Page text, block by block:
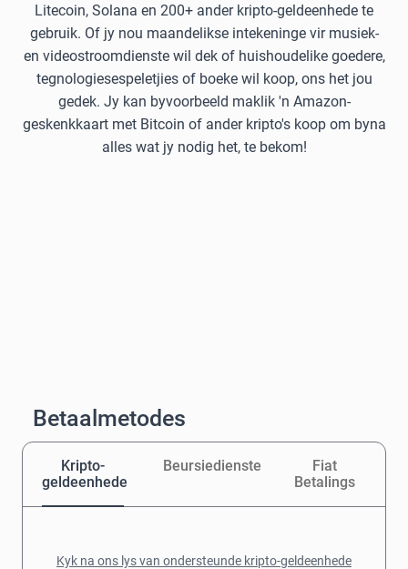
Litecoin, Solana en 200+ ander kripto-geldeenhede te
gebruik. Of jy nou maandelikse intekeninge vir musiek-
en videostroomdienste wil dek of huishoudelike goedere,
tegnologiesespeletjies of boeke wil koop, ons het jou
gedek. Jy kan byvoorbeeld maklik 'n Amazon-
geskenkkaart met Bitcoin of ander kripto's koop om byna
alles wat jy nodig het, te bekom!
Betaalmetodes
Kripto-
geldeenhede
Beursiedienste
Fiat
Betalings
Kyk na ons lys van ondersteunde kripto-geldeenhede